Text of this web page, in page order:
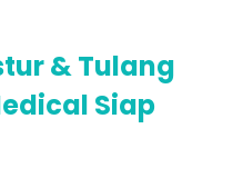
& Tulang
Siap